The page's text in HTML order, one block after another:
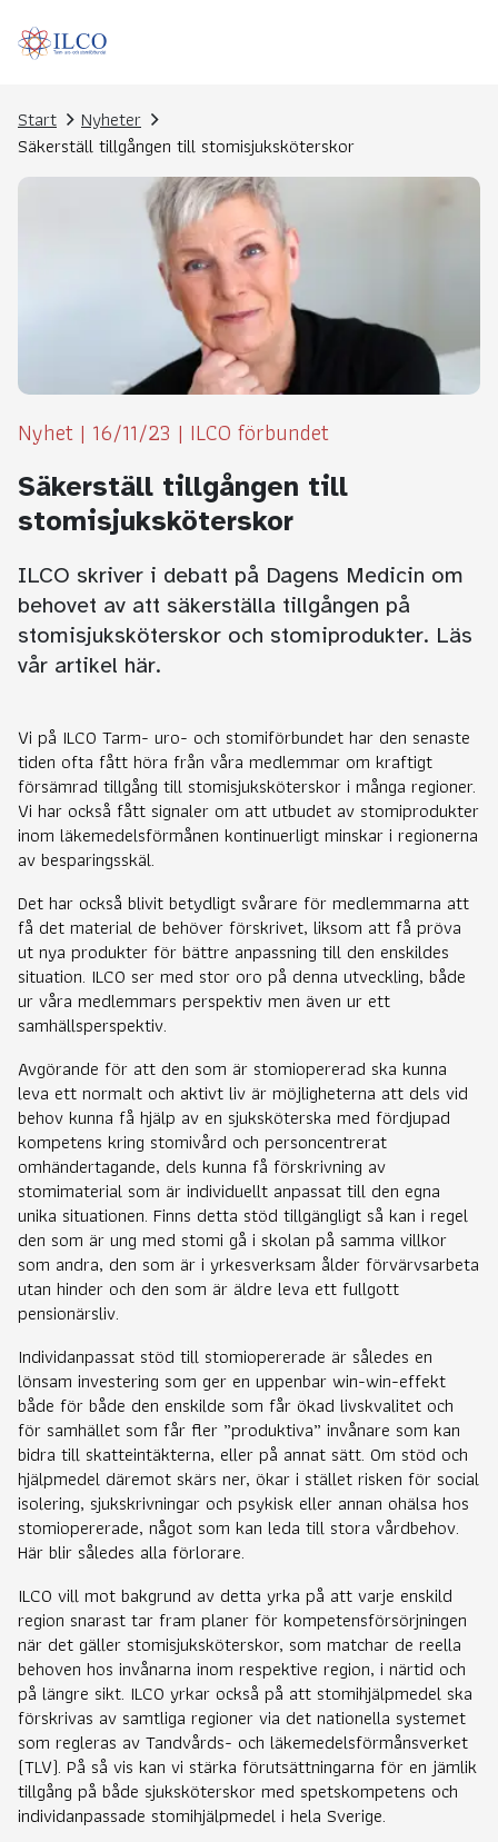
Start
Nyheter
Säkerställ tillgången till stomisjuksköterskor
Nyhet | 16/11/23 | ILCO förbundet
Säkerställ tillgången till
stomisjuksköterskor
ILCO skriver i debatt på Dagens Medicin om
behovet av att säkerställa tillgången på
stomisjuksköterskor och stomiprodukter. Läs
vår artikel här.
Vi på ILCO Tarm- uro- och stomiförbundet har den senaste
tiden ofta fått höra från våra medlemmar om kraftigt
försämrad tillgång till stomisjuksköterskor i många regioner.
Vi har också fått signaler om att utbudet av stomiprodukter
inom läkemedelsförmånen kontinuerligt minskar i regionerna
av besparingsskäl.
Det har också blivit betydligt svårare för medlemmarna att
få det material de behöver förskrivet, liksom att få pröva
ut nya produkter för bättre anpassning till den enskildes
situation. ILCO ser med stor oro på denna utveckling, både
ur våra medlemmars perspektiv men även ur ett
samhällsperspektiv.
Avgörande för att den som är stomiopererad ska kunna
leva ett normalt och aktivt liv är möjligheterna att dels vid
behov kunna få hjälp av en sjuksköterska med fördjupad
kompetens kring stomivård och personcentrerat
omhändertagande, dels kunna få förskrivning av
stomimaterial som är individuellt anpassat till den egna
unika situationen. Finns detta stöd tillgängligt så kan i regel
den som är ung med stomi gå i skolan på samma villkor
som andra, den som är i yrkesverksam ålder förvärvsarbeta
utan hinder och den som är äldre leva ett fullgott
pensionärsliv.
Individanpassat stöd till stomiopererade är således en
lönsam investering som ger en uppenbar win-win-effekt
både för både den enskilde som får ökad livskvalitet och
för samhället som får fler ”produktiva” invånare som kan
bidra till skatteintäkterna, eller på annat sätt. Om stöd och
hjälpmedel däremot skärs ner, ökar i stället risken för social
isolering, sjukskrivningar och psykisk eller annan ohälsa hos
stomiopererade, något som kan leda till stora vårdbehov.
Här blir således alla förlorare.
ILCO vill mot bakgrund av detta yrka på att varje enskild
region snarast tar fram planer för kompetensförsörjningen
när det gäller stomisjuksköterskor, som matchar de reella
behoven hos invånarna inom respektive region, i närtid och
på längre sikt. ILCO yrkar också på att stomihjälpmedel ska
förskrivas av samtliga regioner via det nationella systemet
som regleras av Tandvårds- och läkemedelsförmånsverket
(TLV). På så vis kan vi stärka förutsättningarna för en jämlik
tillgång på både sjuksköterskor med spetskompetens och
individanpassade stomihjälpmedel i hela Sverige.